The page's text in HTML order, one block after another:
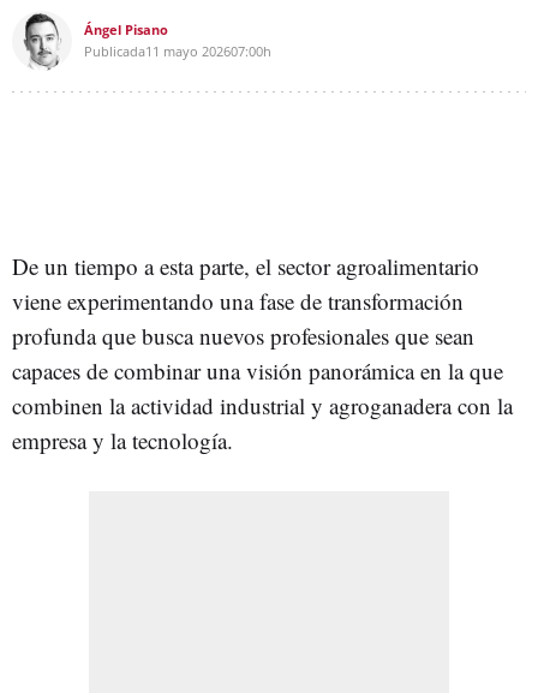
Ángel Pisano
Publicada11 mayo 202607:00h
De un tiempo a esta parte, el sector agroalimentario
viene experimentando una fase de transformación
profunda que busca nuevos profesionales que sean
capaces de combinar una visión panorámica en la que
combinen la actividad industrial y agroganadera con la
empresa y la tecnología.